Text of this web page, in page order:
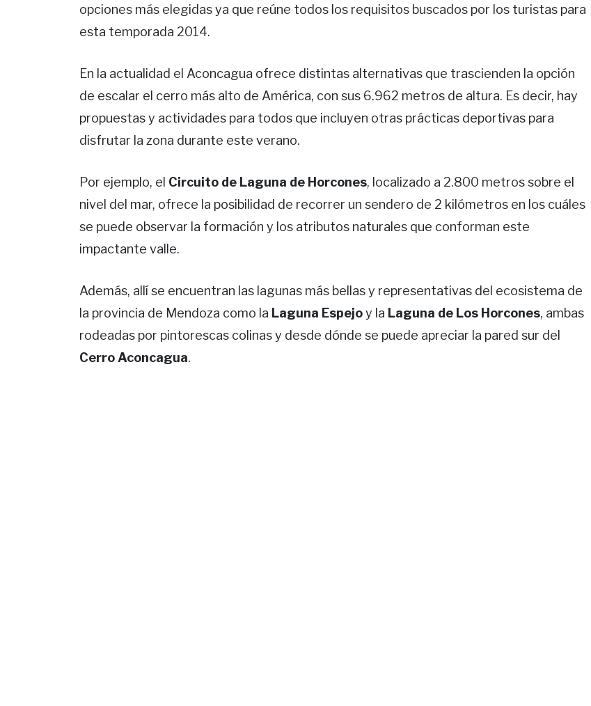
opciones más elegidas ya que reúne todos los requisitos buscados por los turistas para
esta temporada 2014.
En la actualidad el Aconcagua ofrece distintas alternativas que trascienden la opción
de escalar el cerro más alto de América, con sus 6.962 metros de altura. Es decir, hay
propuestas y actividades para todos que incluyen otras prácticas deportivas para
disfrutar la zona durante este verano.
Por ejemplo, el Circuito de Laguna de Horcones, localizado a 2.800 metros sobre el
nivel del mar, ofrece la posibilidad de recorrer un sendero de 2 kilómetros en los cuáles
se puede observar la formación y los atributos naturales que conforman este
impactante valle.
Además, allí se encuentran las lagunas más bellas y representativas del ecosistema de
la provincia de Mendoza como la Laguna Espejoy la Laguna de Los Horcones, ambas
rodeadas por pintorescas colinas y desde dónde se puede apreciar la pared sur del
Cerro Aconcagua.